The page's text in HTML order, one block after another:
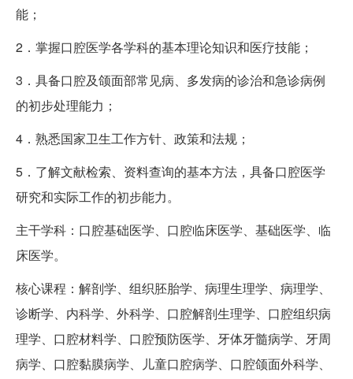
能；
2．掌握口腔医学各学科的基本理论知识和医疗技能；
3．具备口腔及颌面部常见病、多发病的诊治和急诊病例
的初步处理能力；
4．熟悉国家卫生工作方针、政策和法规；
5．了解文献检索、资料查询的基本方法，具备口腔医学
研究和实际工作的初步能力。
主干学科：口腔基础医学、口腔临床医学、基础医学、临
床医学。
核心课程：解剖学、组织胚胎学、病理生理学、病理学、
诊断学、内科学、外科学、口腔解剖生理学、口腔组织病
理学、口腔材料学、口腔预防医学、牙体牙髓病学、牙周
病学、口腔黏膜病学、儿童口腔病学、口腔颌面外科学、